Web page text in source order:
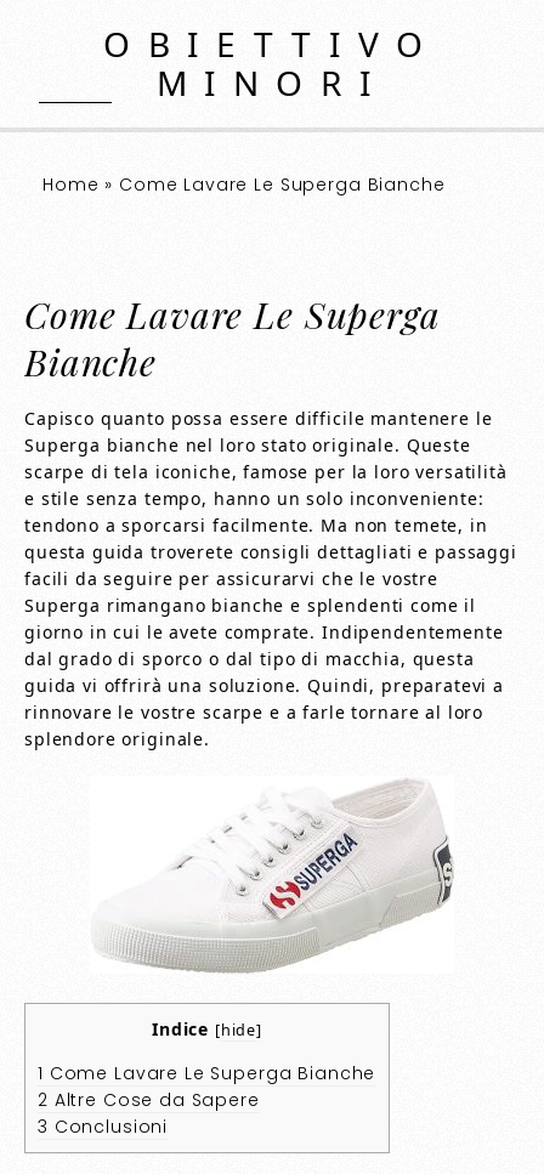
OBIETTIVO
MINORI
Home » Come Lavare Le Superga Bianche
Come Lavare Le Superga
Bianche
Capisco quanto possa essere difficile mantenere le
Superga bianche nel loro stato originale. Queste
scarpe di tela iconiche, famose per la loro versatilità
e stile senza tempo, hanno un solo inconveniente:
tendono a sporcarsi facilmente. Ma non temete, in
questa guida troverete consigli dettagliati e passaggi
facili da seguire per assicurarvi che le vostre
Superga rimangano bianche e splendenti come il
giorno in cui le avete comprate. Indipendentemente
dal grado di sporco o dal tipo di macchia, questa
guida vi offrirà una soluzione. Quindi, preparatevi a
rinnovare le vostre scarpe e a farle tornare al loro
splendore originale.
Indice [hide]
1 Come Lavare Le Superga Bianche
2 Altre Cose da Sapere
3 Conclusioni